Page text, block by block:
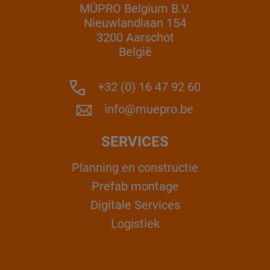
MÜPRO Belgium B.V.
Nieuwlandlaan 154
3200 Aarschot
België
+32 (0) 16 47 92 60
info@muepro.be
SERVICES
Planning en constructie
Prefab montage
Digitale Services
Logistiek